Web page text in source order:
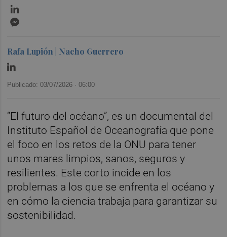
Rafa Lupión | Nacho Guerrero
Publicado: 03/07/2026 ·06:00
“El futuro del océano”, es un documental del
Instituto Español de Oceanografía que pone
el foco en los retos de la ONU para tener
unos mares limpios, sanos, seguros y
resilientes. Este corto incide en los
problemas a los que se enfrenta el océano y
en cómo la ciencia trabaja para garantizar su
sostenibilidad.